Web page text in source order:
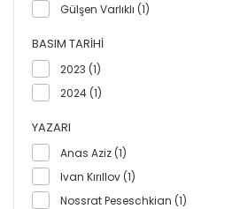
Gülşen Varlıklı (1)
BASIM TARIHI
2023 (1)
2024 (1)
YAZARI
Anas Aziz (1)
Ivan Kırıllov (1)
Nossrat Peseschkian (1)